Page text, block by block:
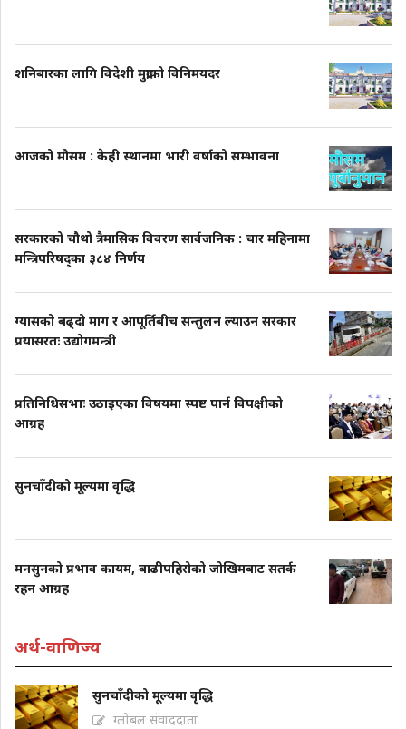
शनिबारका लागि विदेशी मुद्राको विनिमयदर
आजको मौसम : केही स्थानमा भारी वर्षाको सम्भावना
सरकारको चौथो त्रैमासिक विवरण सार्वजनिक : चार महिनामा
मन्त्रिपरिषद्का ३८४ निर्णय
ग्यासको बढ्दो माग र आपूर्तिबीच सन्तुलन ल्याउन सरकार
प्रयासरतः उद्योगमन्त्री
प्रतिनिधिसभाः उठाइएका विषयमा स्पष्ट पार्न विपक्षीको
आग्रह
सुनचाँदीको मूल्यमा वृद्धि
मनसुनको प्रभाव कायम, बाढीपहिरोको जोखिमबाट सतर्क
रहन आग्रह
अर्थ-वाणिज्य
सुनचाँदीको मूल्यमा वृद्धि
ग्लोबल संवाददाता